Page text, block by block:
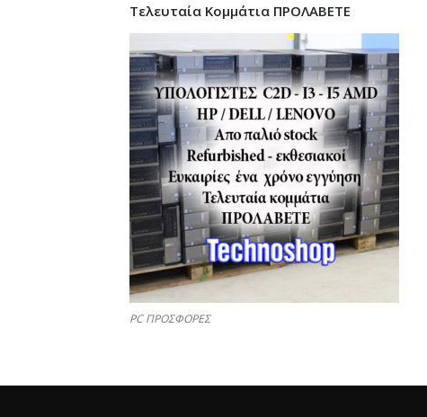
Τελευταία Κομμάτια ΠΡΟΛΑΒΕΤΕ
PC ΠΡΟΣΦΟΡΕΣ